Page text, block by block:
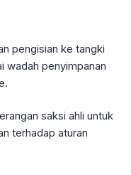
pengisian ke tangki
wadah penyimpanan
saksi ahli untuk
terhadap aturan